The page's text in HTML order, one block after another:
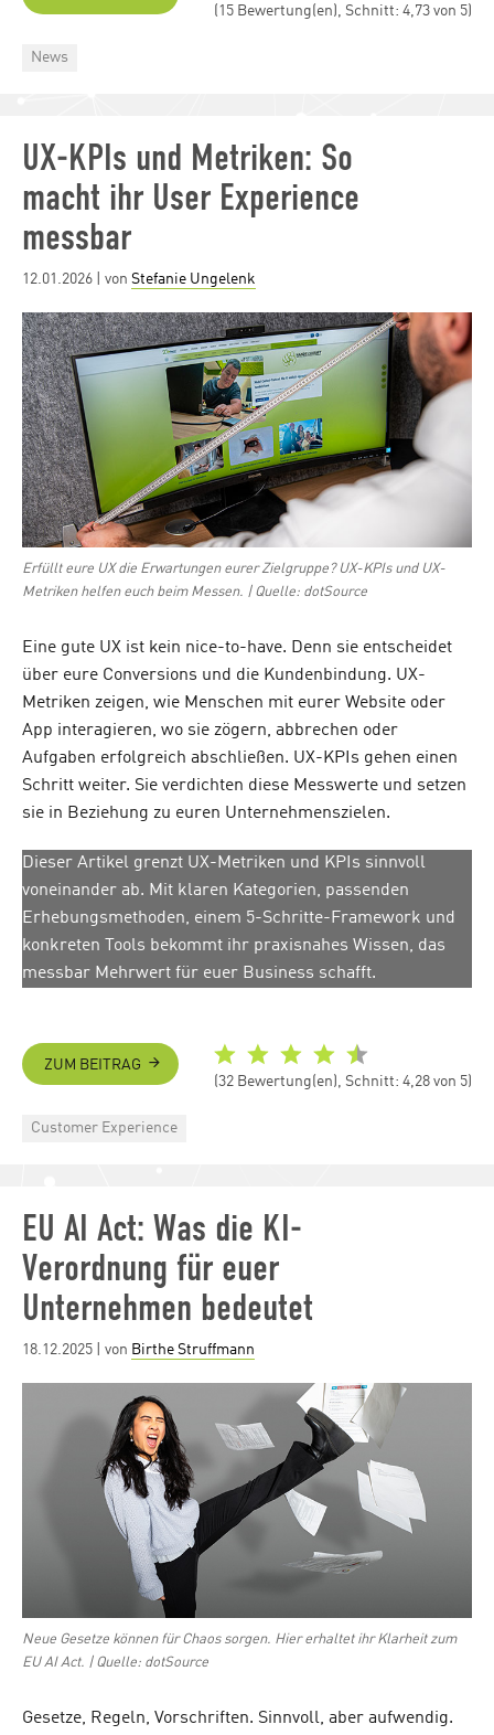
(15 Bewertung(en), Schnitt: 4,73 von 5)
Categories
News
UX-KPIs und Metriken: So
macht ihr User Experience
messbar
Posted
12.01.2026 | von Stefanie Ungelenk
Erfüllt eure UX die Erwartungen eurer Zielgruppe? UX-KPIs und UX-
Metriken helfen euch beim Messen. | Quelle: dotSource
Eine gute UX ist kein nice-to-have. Denn sie entscheidet
über eure Conversions und die Kundenbindung. UX-
Metriken zeigen, wie Menschen mit eurer Website oder
App interagieren, wo sie zögern, abbrechen oder
Aufgaben erfolgreich abschließen. UX-KPIs gehen einen
Schritt weiter. Sie verdichten diese Messwerte und setzen
sie in Beziehung zu euren Unternehmenszielen.
Dieser Artikel grenzt UX-Metriken und KPIs sinnvoll
voneinander ab. Mit klaren Kategorien, passenden
Erhebungsmethoden, einem 5-Schritte-Framework und
konkreten Tools bekommt ihr praxisnahes Wissen, das
messbar Mehrwert für euer Business schafft.
ZUM BEITRAG
(32 Bewertung(en), Schnitt: 4,28 von 5)
Categories
Customer Experience
EU AI Act: Was die KI-
Verordnung für euer
Unternehmen bedeutet
Posted
18.12.2025 | von Birthe Struffmann
Neue Gesetze können für Chaos sorgen. Hier erhaltet ihr Klarheit zum
EU AI Act. | Quelle: dotSource
Gesetze, Regeln, Vorschriften. Sinnvoll, aber aufwendig.